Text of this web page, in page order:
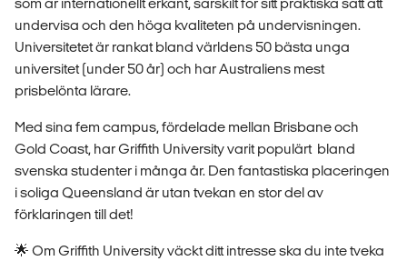
undervisa och den höga kvaliteten på undervisningen.
Universitetet är rankat bland världens 50 bästa unga
universitet (under 50 år) och har Australiens mest
prisbelönta lärare.
Med sina fem campus, fördelade mellan Brisbane och
Gold Coast, har Griffith University varit populärt bland
svenska studenter i många år. Den fantastiska placeringen
i soliga Queensland är utan tvekan en stor del av
förklaringen till det!
🌟 Om Griffith University väckt ditt intresse ska du inte tveka